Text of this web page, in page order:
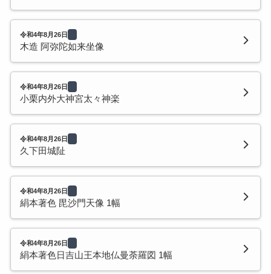
令和4年8月26日
木造 阿弥陀如来坐像
令和4年8月26日
小栗内外大神宮太々神楽
令和4年8月26日
久下田城阯
令和4年8月26日
絹本著色 毘沙門天像 1幅
令和4年8月26日
絹本著色日吉山王本地仏曼荼羅図 1幅